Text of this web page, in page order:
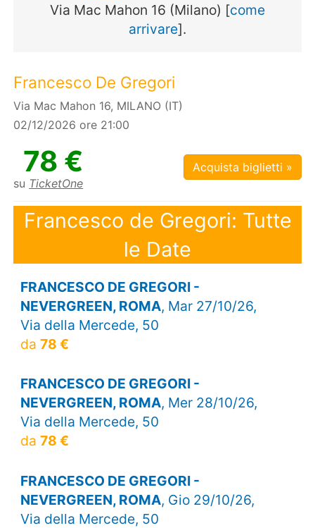
Via Mac Mahon 16 (Milano) [come
arrivare].
Francesco De Gregori
Via Mac Mahon 16, MILANO (IT)
02/12/2026 ore 21:00
78 €
su TicketOne
Acquista biglietti »
Francesco de Gregori: Tutte
le Date
FRANCESCO DE GREGORI -
NEVERGREEN, ROMA, Mar 27/10/26,
Via della Mercede, 50
da 78 €
FRANCESCO DE GREGORI -
NEVERGREEN, ROMA, Mer 28/10/26,
Via della Mercede, 50
da 78 €
FRANCESCO DE GREGORI -
NEVERGREEN, ROMA, Gio 29/10/26,
Via della Mercede, 50